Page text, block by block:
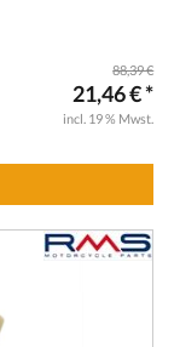
88,39 €
21,46 € *
incl. 19 % Mwst.